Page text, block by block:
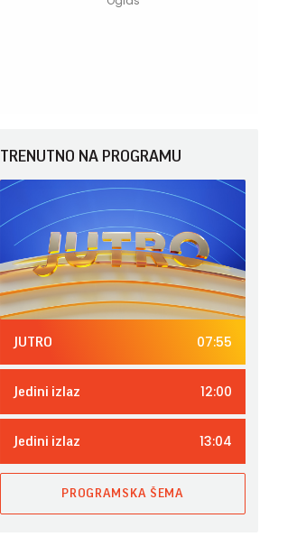
TRENUTNO NA PROGRAMU
JUTRO 07:55
Jedini izlaz 12:00
Jedini izlaz 13:04
PROGRAMSKA ŠEMA